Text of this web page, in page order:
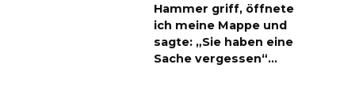
Hammer griff, öffnete
ich meine Mappe und
sagte: „Sie haben eine
Sache vergessen“…